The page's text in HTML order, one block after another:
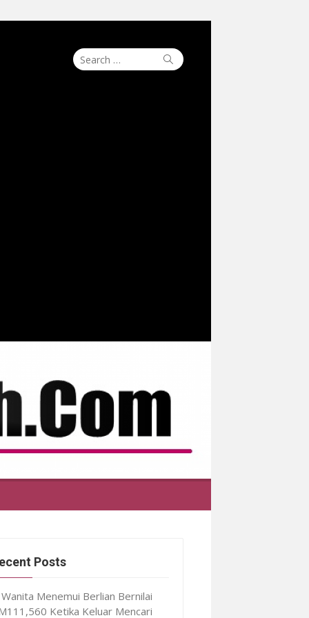
Search
for:
Search
Posts
Wanita Menemui Berlian Bernilai
Ketika Keluar Mencari